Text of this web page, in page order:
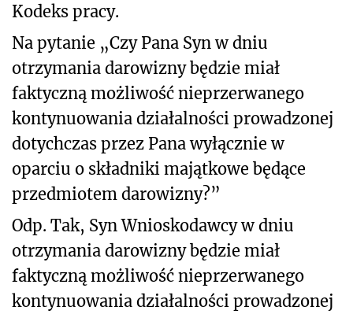
Kodeks pracy.
Na pytanie „Czy Pana Syn w dniu
otrzymania darowizny będzie miał
faktyczną możliwość nieprzerwanego
kontynuowania działalności prowadzonej
dotychczas przez Pana wyłącznie w
oparciu o składniki majątkowe będące
przedmiotem darowizny?”
Odp. Tak, Syn Wnioskodawcy w dniu
otrzymania darowizny będzie miał
faktyczną możliwość nieprzerwanego
kontynuowania działalności prowadzonej